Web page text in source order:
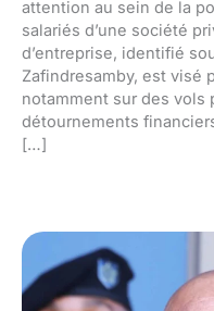
attention au sein de la
salariés d’une société
d’entreprise, identifié
Zafindresamby, est visé
notamment sur des vols
détournements
[…]